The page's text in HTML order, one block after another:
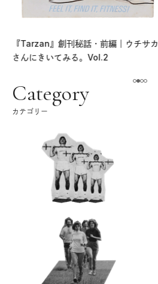
『Tarzan』創刊秘話・前編｜ウチサカ
さんにきいてみる。Vol.2
Category
カテゴリー